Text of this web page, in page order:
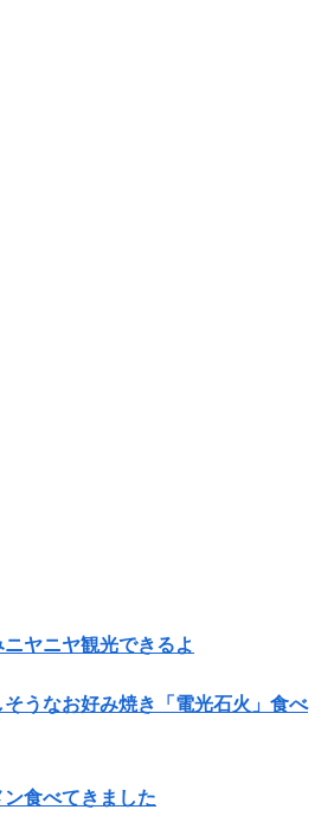
ヤニヤ観光できるよ
うなお好み焼き「電光石火」食べ
食べてきました